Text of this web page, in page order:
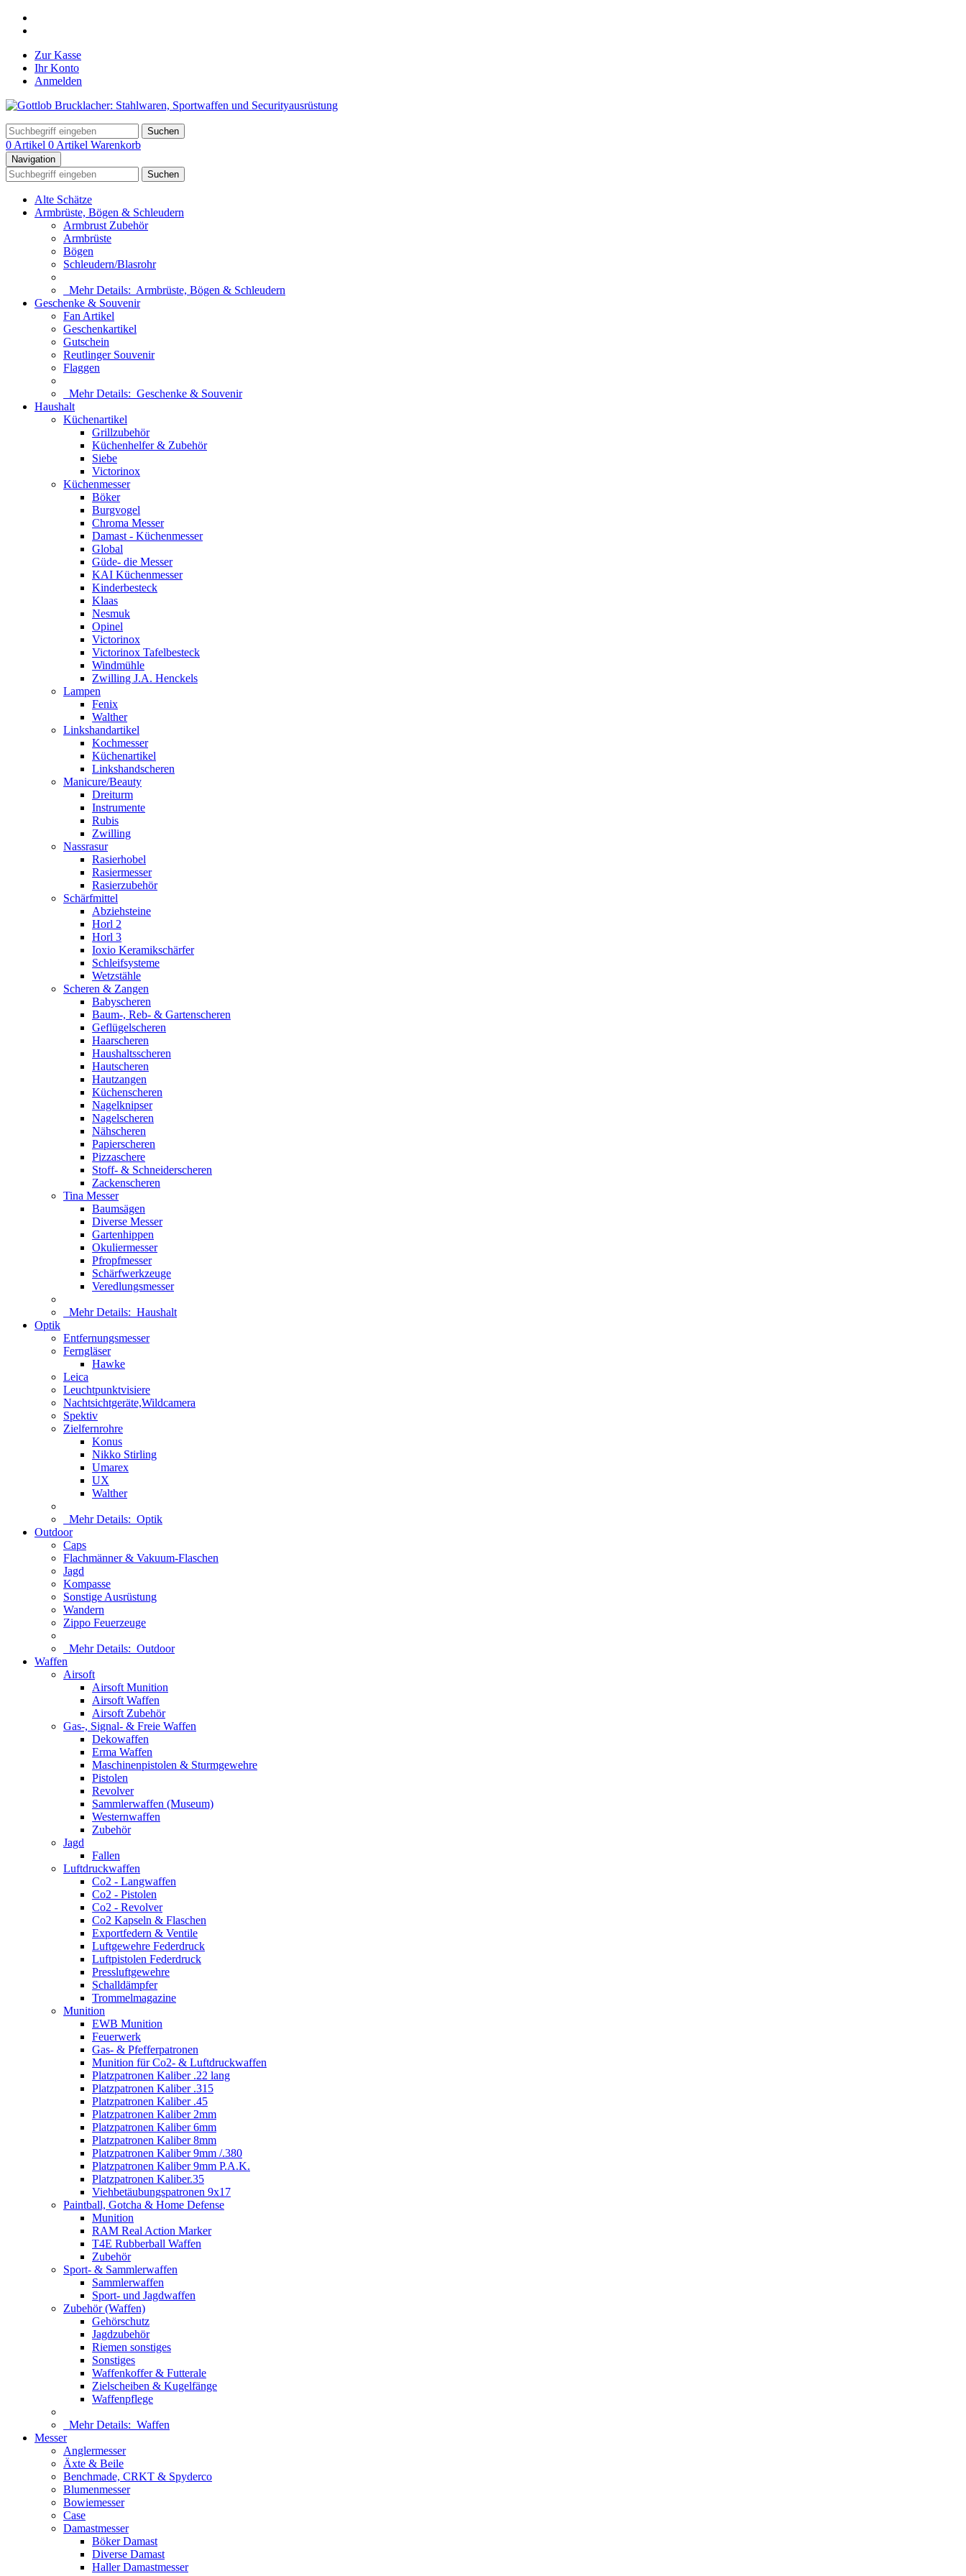
Zur Kasse
Ihr Konto
Anmelden
Suchen
0 Artikel 0 Artikel Warenkorb
Navigation
Suchen
Alte Schätze
Armbrüste, Bögen & Schleudern
Armbrust Zubehör
Armbrüste
Bögen
Schleudern/Blasrohr
Mehr Details: Armbrüste, Bögen & Schleudern
Geschenke & Souvenir
Fan Artikel
Geschenkartikel
Gutschein
Reutlinger Souvenir
Flaggen
Mehr Details: Geschenke & Souvenir
Haushalt
Küchenartikel
Grillzubehör
Küchenhelfer & Zubehör
Siebe
Victorinox
Küchenmesser
Böker
Burgvogel
Chroma Messer
Damast - Küchenmesser
Global
Güde- die Messer
KAI Küchenmesser
Kinderbesteck
Klaas
Nesmuk
Opinel
Victorinox
Victorinox Tafelbesteck
Windmühle
Zwilling J.A. Henckels
Lampen
Fenix
Walther
Linkshandartikel
Kochmesser
Küchenartikel
Linkshandscheren
Manicure/Beauty
Dreiturm
Instrumente
Rubis
Zwilling
Nassrasur
Rasierhobel
Rasiermesser
Rasierzubehör
Schärfmittel
Abziehsteine
Horl 2
Horl 3
Ioxio Keramikschärfer
Schleifsysteme
Wetzstähle
Scheren & Zangen
Babyscheren
Baum-, Reb- & Gartenscheren
Geflügelscheren
Haarscheren
Haushaltsscheren
Hautscheren
Hautzangen
Küchenscheren
Nagelknipser
Nagelscheren
Nähscheren
Papierscheren
Pizzaschere
Stoff- & Schneiderscheren
Zackenscheren
Tina Messer
Baumsägen
Diverse Messer
Gartenhippen
Okuliermesser
Pfropfmesser
Schärfwerkzeuge
Veredlungsmesser
Mehr Details: Haushalt
Optik
Entfernungsmesser
Ferngläser
Hawke
Leica
Leuchtpunktvisiere
Nachtsichtgeräte,Wildcamera
Spektiv
Zielfernrohre
Konus
Nikko Stirling
Umarex
UX
Walther
Mehr Details: Optik
Outdoor
Caps
Flachmänner & Vakuum-Flaschen
Jagd
Kompasse
Sonstige Ausrüstung
Wandern
Zippo Feuerzeuge
Mehr Details: Outdoor
Waffen
Airsoft
Airsoft Munition
Airsoft Waffen
Airsoft Zubehör
Gas-, Signal- & Freie Waffen
Dekowaffen
Erma Waffen
Maschinenpistolen & Sturmgewehre
Pistolen
Revolver
Sammlerwaffen (Museum)
Westernwaffen
Zubehör
Jagd
Fallen
Luftdruckwaffen
Co2 - Langwaffen
Co2 - Pistolen
Co2 - Revolver
Co2 Kapseln & Flaschen
Exportfedern & Ventile
Luftgewehre Federdruck
Luftpistolen Federdruck
Pressluftgewehre
Schalldämpfer
Trommelmagazine
Munition
EWB Munition
Feuerwerk
Gas- & Pfefferpatronen
Munition für Co2- & Luftdruckwaffen
Platzpatronen Kaliber .22 lang
Platzpatronen Kaliber .315
Platzpatronen Kaliber .45
Platzpatronen Kaliber 2mm
Platzpatronen Kaliber 6mm
Platzpatronen Kaliber 8mm
Platzpatronen Kaliber 9mm /.380
Platzpatronen Kaliber 9mm P.A.K.
Platzpatronen Kaliber.35
Viehbetäubungspatronen 9x17
Paintball, Gotcha & Home Defense
Munition
RAM Real Action Marker
T4E Rubberball Waffen
Zubehör
Sport- & Sammlerwaffen
Sammlerwaffen
Sport- und Jagdwaffen
Zubehör (Waffen)
Gehörschutz
Jagdzubehör
Riemen sonstiges
Sonstiges
Waffenkoffer & Futterale
Zielscheiben & Kugelfänge
Waffenpflege
Mehr Details: Waffen
Messer
Anglermesser
Äxte & Beile
Benchmade, CRKT & Spyderco
Blumenmesser
Bowiemesser
Case
Damastmesser
Böker Damast
Diverse Damast
Haller Damastmesser